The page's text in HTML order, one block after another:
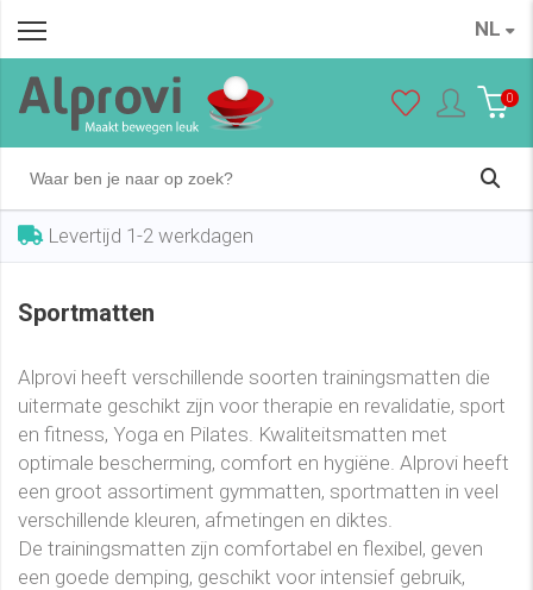
NL
0
Levertijd 1-2 werkdagen
Sportmatten
Alprovi heeft verschillende soorten trainingsmatten die
uitermate geschikt zijn voor therapie en revalidatie, sport
en fitness, Yoga en Pilates. Kwaliteitsmatten met
optimale bescherming, comfort en hygiëne. Alprovi heeft
een groot assortiment gymmatten, sportmatten in veel
verschillende kleuren, afmetingen en diktes.
De trainingsmatten zijn comfortabel en flexibel, geven
een goede demping, geschikt voor intensief gebruik,